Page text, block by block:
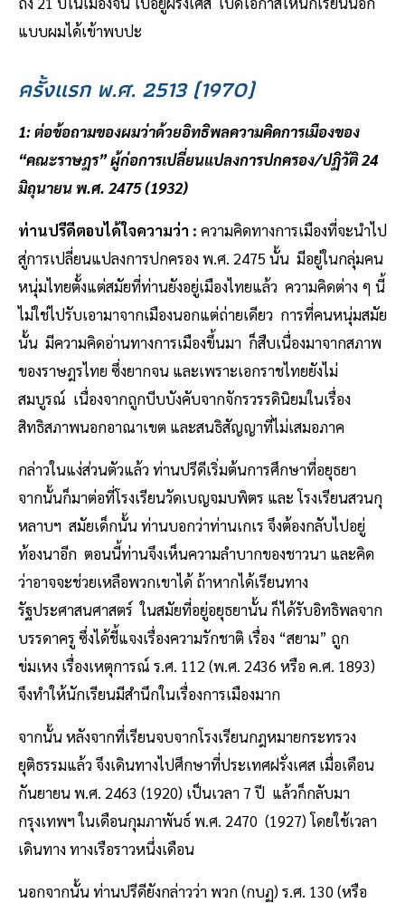
แบบผมได้เข้าพบปะ
ครั้งแรก พ.ศ. 2513 (1970)
1: ต่อข้อถามของผมว่าด้วยอิทธิพลความคิดการเมืองของ
“คณะราษฎร” ผู้ก่อการเปลี่ยนแปลงการปกครอง/ปฏิวัติ 24
มิถุนายน พ.ศ. 2475 (1932)
ท่านปรีดีตอบได้ใจความว่า : ความคิดทางการเมืองที่จะนำไป
สู่การเปลี่ยนแปลงการปกครอง พ.ศ. 2475 นั้น มีอยู่ในกลุ่มคน
หนุ่มไทยตั้งแต่สมัยที่ท่านยังอยู่เมืองไทยแล้ว ความคิดต่าง ๆ นี้
ไม่ใช่ไปรับเอามาจากเมืองนอกแต่ถ่ายเดียว การที่คนหนุ่มสมัย
นั้น มีความคิดอ่านทางการเมืองขึ้นมา ก็สืบเนื่องมาจากสภาพ
ของราษฎรไทย ซึ่งยากจน และเพราะเอกราชไทยยังไม่
สมบูรณ์ เนื่องจากถูกบีบบังคับจากจักรวรรดินิยมในเรื่อง
สิทธิสภาพนอกอาณาเขต และสนธิสัญญาที่ไม่เสมอภาค
กล่าวในแง่ส่วนตัวแล้ว ท่านปรีดีเริ่มต้นการศึกษาที่อยุธยา
จากนั้นก็มาต่อที่โรงเรียนวัดเบญจมบพิตร และ โรงเรียนสวนกุ
หลาบฯ สมัยเด็กนั้น ท่านบอกว่าท่านเกเร จึงต้องกลับไปอยู่
ท้องนาอีก ตอนนี้ท่านจึงเห็นความลำบากของชาวนา และคิด
ว่าอาจจะช่วยเหลือพวกเขาได้ ถ้าหากได้เรียนทาง
รัฐประศาสนศาสตร์ ในสมัยที่อยู่อยุธยานั้น ก็ได้รับอิทธิพลจาก
บรรดาครู ซึ่งได้ชี้แจงเรื่องความรักชาติ เรื่อง “สยาม” ถูก
ข่มเหง เรื่องเหตุการณ์ ร.ศ. 112 (พ.ศ. 2436 หรือ ค.ศ. 1893)
จึงทำให้นักเรียนมีสำนึกในเรื่องการเมืองมาก
จากนั้น หลังจากที่เรียนจบจากโรงเรียนกฎหมายกระทรวง
ยุติธรรมแล้ว จึงเดินทางไปศึกษาที่ประเทศฝรั่งเศส เมื่อเดือน
กันยายน พ.ศ. 2463 (1920) เป็นเวลา 7 ปี แล้วก็กลับมา
กรุงเทพฯ ในเดือนกุมภาพันธ์ พ.ศ. 2470 (1927) โดยใช้เวลา
เดินทาง ทางเรือราวหนึ่งเดือน
นอกจากนั้น ท่านปรีดียังกล่าวว่า พวก (กบฏ) ร.ศ. 130 (หรือ